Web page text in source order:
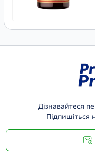
Дізнавайтеся
Підпишіться